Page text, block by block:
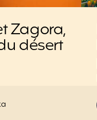
Zagora,
désert